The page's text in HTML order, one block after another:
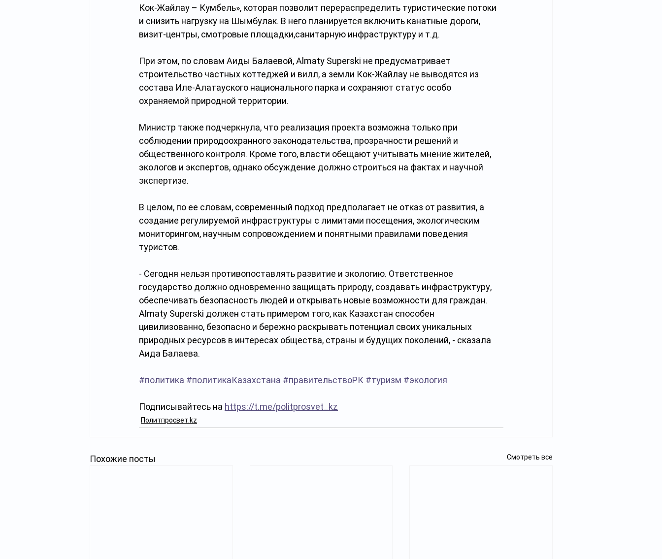
Кок-Жайлау – Кумбель», которая позволит перераспределить туристические потоки
и снизить нагрузку на Шымбулак. В него планируется включить канатные дороги,
визит-центры, смотровые площадки,санитарную инфраструктуру и т.д.
При этом, по словам Аиды Балаевой, Almaty Superski не предусматривает
строительство частных коттеджей и вилл, а земли Кок-Жайлау не выводятся из
состава Иле-Алатауского национального парка и сохраняют статус особо
охраняемой природной территории.
Министр также подчеркнула, что реализация проекта возможна только при
соблюдении природоохранного законодательства, прозрачности решений и
общественного контроля. Кроме того, власти обещают учитывать мнение жителей,
экологов и экспертов, однако обсуждение должно строиться на фактах и научной
экспертизе.
В целом, по ее словам, современный подход предполагает не отказ от развития, а
создание регулируемой инфраструктуры с лимитами посещения, экологическим
мониторингом, научным сопровождением и понятными правилами поведения
туристов.
- Сегодня нельзя противопоставлять развитие и экологию. Ответственное
государство должно одновременно защищать природу, создавать инфраструктуру,
обеспечивать безопасность людей и открывать новые возможности для граждан.
Almaty Superski должен стать примером того, как Казахстан способен
цивилизованно, безопасно и бережно раскрывать потенциал своих уникальных
природных ресурсов в интересах общества, страны и будущих поколений, - сказала
Аида Балаева.
#политика #политикаКазахстана #правительствоРК #туризм #экология
Подписывайтесь на https://t.me/politprosvet_kz
Политпросвет.kz
Похожие посты Смотреть все